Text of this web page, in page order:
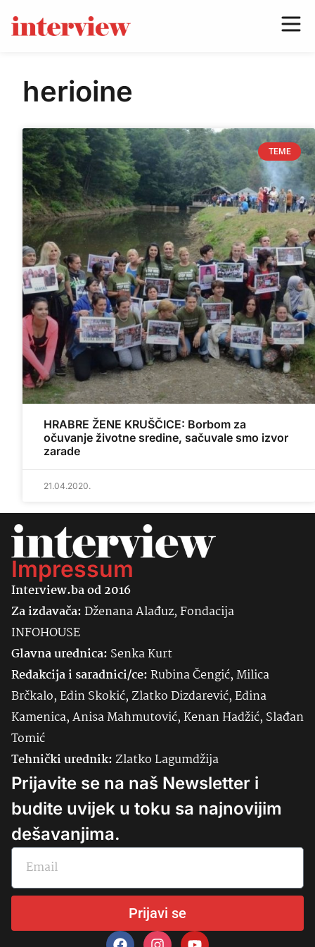
herioine
TEME
HRABRE ŽENE KRUŠČICE: Borbom za
očuvanje životne sredine, sačuvale smo izvor
zarade
21.04.2020.
Impressum
Interview.ba od 2016
Za izdavača:Dženana Alađuz, Fondacija
INFOHOUSE
Glavna urednica: SenkaKurt
Redakcija i saradnici/ce:Rubina Čengić, Milica
Brčkalo, Edin Skokić, Zlatko Dizdarević, Edina
Kamenica, Anisa Mahmutović, Kenan Hadžić, Slađan
Tomić
Tehnički urednik:Zlatko Lagumdžija
Prijavite se na naš Newsletter i
budite uvijek u toku sa najnovijim
dešavanjima.
Prijavi se